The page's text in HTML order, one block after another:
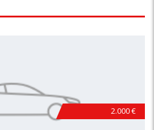
2.000 €